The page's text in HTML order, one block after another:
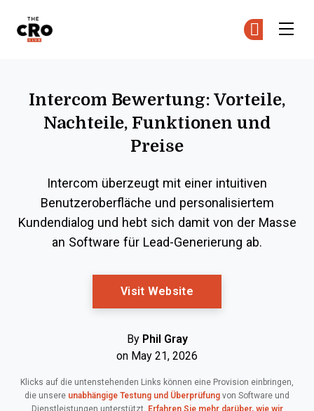
Intercom Bewertung: Vorteile,
Nachteile, Funktionen und
Preise
Intercom überzeugt mit einer intuitiven
Benutzeroberfläche und personalisiertem
Kundendialog und hebt sich damit von der Masse
an Software für Lead-Generierung ab.
Visit Website
By Phil Gray
on May 21, 2026
Klicks auf die untenstehenden Links können eine Provision einbringen,
die unsere unabhängige Testung und Überprüfung von Software und
Dienstleistungen unterstützt. Erfahren Sie mehr darüber, wie wir